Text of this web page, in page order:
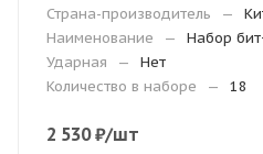
Страна-производитель
—
Наименование
—
Набор
Ударная
—
Нет
Количество в наборе
— 18
2 530₽/шт